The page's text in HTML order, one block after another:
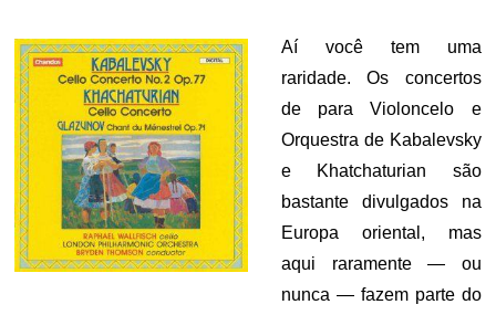
Aí você tem uma
raridade. Os concertos
de para Violoncelo e
Orquestra de Kabalevsky
e Khatchaturian são
bastante divulgados na
Europa oriental, mas
aqui raramente — ou
nunca — fazem parte do